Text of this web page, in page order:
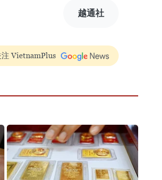
越通社
注 VietnamPlus